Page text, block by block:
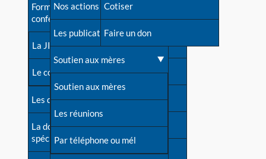
Avant la naissance
Les débuts
Une difficulté d'allaitement ?
Cas particuliers
Mythes et vérités
Devenir animatrice ?
Formations et
conférences
La JIA
Le congrès
Les dossiers de l'allaitement
La documentation
spécialisée
Besoin d'aide?
Répertoire de tous les
contacts
Contact presse
Dossier de presse
Soutenir LLL
Livre d'or
Nos actions
Les publications
Soutien aux mères
Soutien aux mères
Les réunions
Par téléphone ou mél
Cotiser
Faire un don